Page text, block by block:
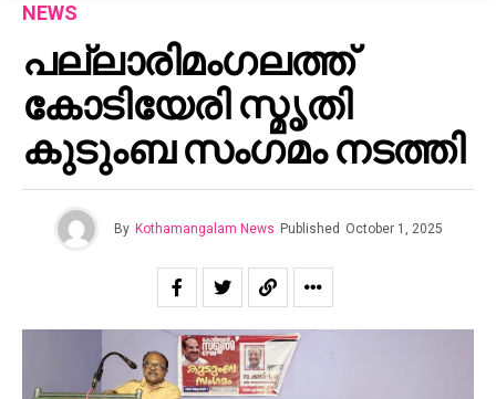
NEWS
പല്ലാരിമംഗലത്ത്
കോടിയേരി സ്മൃതി
കുടുംബ സംഗമം നടത്തി
By Kothamangalam News Published October 1, 2025